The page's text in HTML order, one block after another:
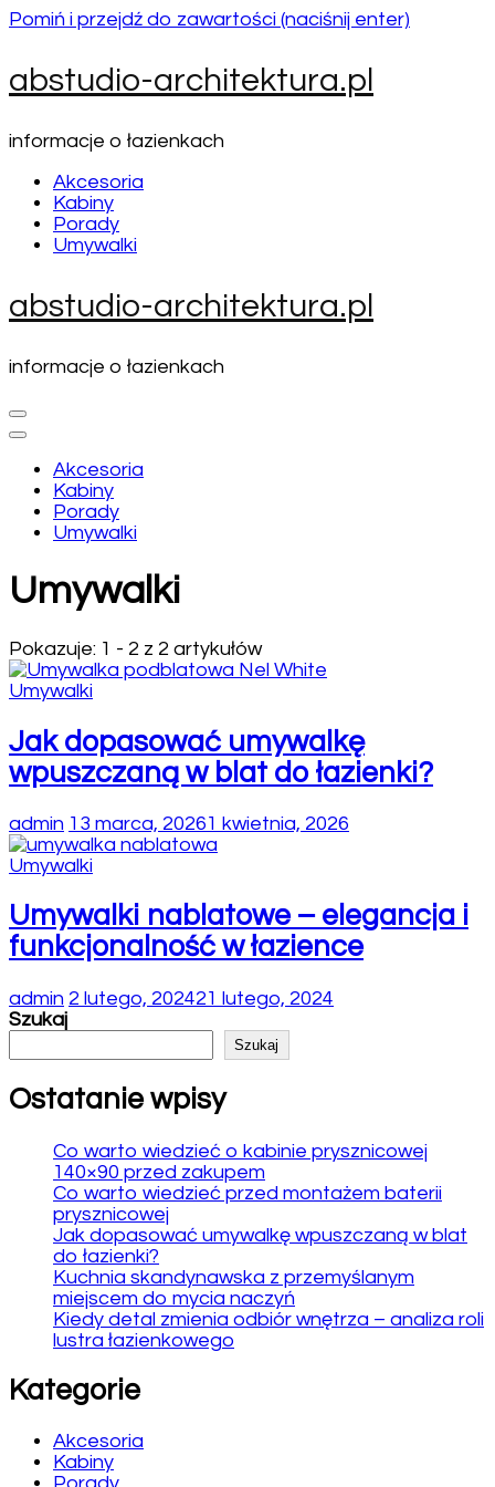
Pomiń i przejdź do zawartości (naciśnij enter)
abstudio-architektura.pl
informacje o łazienkach
Akcesoria
Kabiny
Porady
Umywalki
abstudio-architektura.pl
informacje o łazienkach
Akcesoria
Kabiny
Porady
Umywalki
Umywalki
Pokazuje: 1 - 2 z 2 artykułów
Umywalki
Jak dopasować umywalkę
wpuszczaną w blat do łazienki?
admin 13 marca, 20261 kwietnia, 2026
Umywalki
Umywalki nablatowe – elegancja i
funkcjonalność w łazience
admin 2 lutego, 202421 lutego, 2024
Szukaj
Szukaj
Ostatanie wpisy
Co warto wiedzieć o kabinie prysznicowej
140×90 przed zakupem
Co warto wiedzieć przed montażem baterii
prysznicowej
Jak dopasować umywalkę wpuszczaną w blat
do łazienki?
Kuchnia skandynawska z przemyślanym
miejscem do mycia naczyń
Kiedy detal zmienia odbiór wnętrza – analiza roli
lustra łazienkowego
Kategorie
Akcesoria
Kabiny